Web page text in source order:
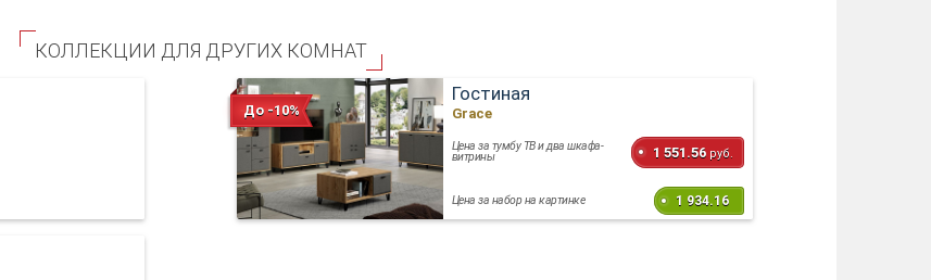
КОЛЛЕКЦИИ ДЛЯ ДРУГИХ КОМНАТ
До -10%
Гостиная
Grace
Цена за тумбу ТВ и два шкафа-
витрины 1 551.56 руб.
Цена за набор на картинке 1 934.16